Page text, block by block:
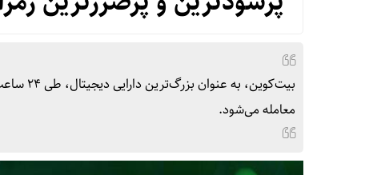
معامله می‌شود.